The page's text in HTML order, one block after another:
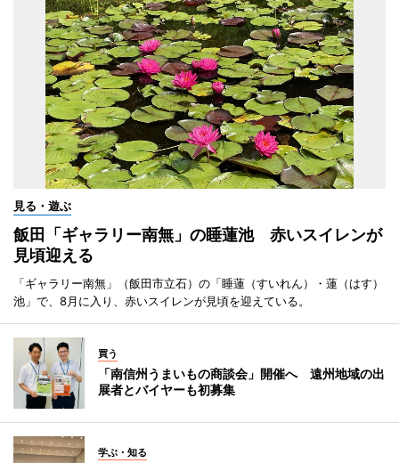
見る・遊ぶ
飯田「ギャラリー南無」の睡蓮池 赤いスイレンが
見頃迎える
「ギャラリー南無」（飯田市立石）の「睡蓮（すいれん）・蓮（はす）
池」で、8月に入り、赤いスイレンが見頃を迎えている。
買う
「南信州うまいもの商談会」開催へ 遠州地域の出
展者とバイヤーも初募集
学ぶ・知る